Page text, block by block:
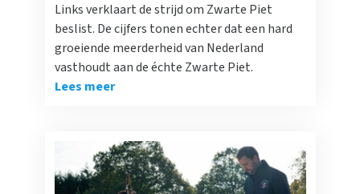
Links verklaart de strijd om Zwarte Piet
beslist. De cijfers tonen echter dat een hard
groeiende meerderheid van Nederland
vasthoudt aan de échte Zwarte Piet.
Lees meer